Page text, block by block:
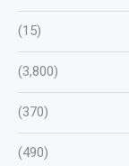
(15)
(3,800)
(370)
(490)